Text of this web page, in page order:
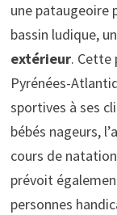
une pataugeoire
bassin ludique,
extérieur. Cette
Pyrénées-
sportives à ses
bébés nageurs,
cours de
prévoit
personnes